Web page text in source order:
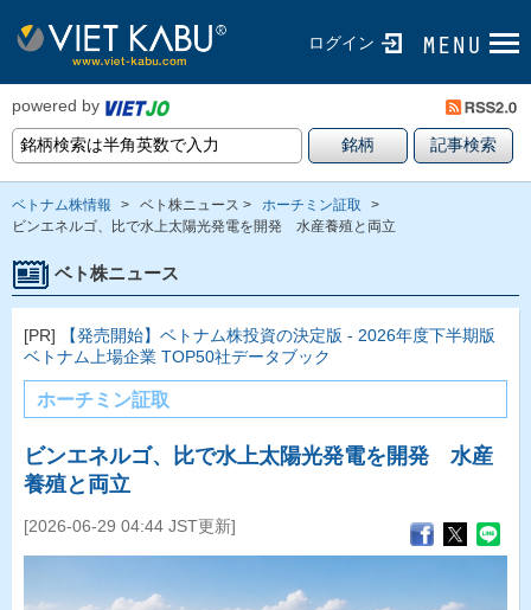
ログイン
powered by
ベトナム株情報 > ベト株ニュース > ホーチミン証取
>
ビンエネルゴ、比で水上太陽光発電を開発 水産養殖と両立
ベト株ニュース
[PR]
【発売開始】ベトナム株投資の決定版 - 2026年度下半期版
ベトナム上場企業 TOP50社データブック
ホーチミン証取
ビンエネルゴ、比で水上太陽光発電を開発 水産
養殖と両立
[2026-06-29 04:44 JST更新]